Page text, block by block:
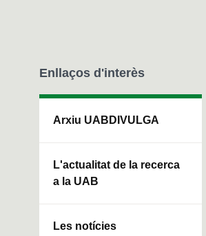
Enllaços d'interès
Arxiu UABDIVULGA
L'actualitat de la recerca
a la UAB
Les notícies